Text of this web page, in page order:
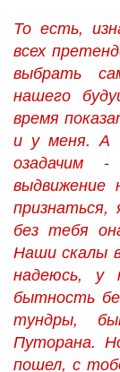
То есть,
всех
выбрать
нашего
время
и у меня. А
озадачим
выдвижение
без тебя
Наши скалы
надеюсь, у
бытность
тундры,
Путорана.
пошел, с